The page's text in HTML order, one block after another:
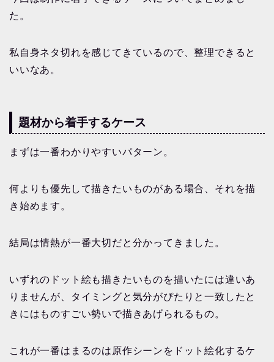
た。
私自身ネタ切れを感じてきているので、整理できると
いいなあ。
題材から着手するケース
まずは一番わかりやすいパターン。
何よりも優先して描きたいものがある場合、それを描
き始めます。
結局は情熱が一番大切だと分かってきました。
いずれのドット絵も描きたいものを描いたには違いあ
りませんが、タイミングと気分がぴたりと一致したと
きにはものすごい勢いで描きあげられるもの。
これが一番はまるのは原作シーンをドット絵化するケ